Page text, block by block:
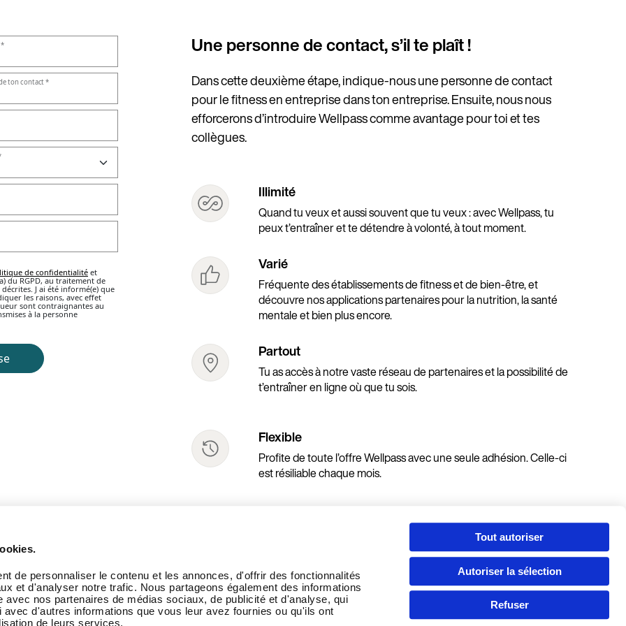
de personnaliser le contenu et les annonces, d'offrir des fonctionnalités
et d'analyser notre trafic. Nous partageons également des informations
avec nos partenaires de médias sociaux, de publicité et d'analyse, qui
d'autres informations que vous leur avez fournies ou qu'ils ont
de leurs services.
Tout autoriser
Autoriser la sélection
Refuser
Une personne de contact, s’il te plaît !
Dans cette deuxième étape, indique-nous une personne de contact
pour le fitness en entreprise dans ton entreprise. Ensuite, nous nous
efforcerons d’introduire Wellpass comme avantage pour toi et tes
collègues.
Illimité
Quand tu veux et aussi souvent que tu veux : avec Wellpass, tu
peux t’entraîner et te détendre à volonté, à tout moment.
Varié
Fréquente des établissements de fitness et de bien-être, et
découvre nos applications partenaires pour la nutrition, la santé
mentale et bien plus encore.
Partout
Tu as accès à notre vaste réseau de partenaires et la possibilité de
t’entraîner en ligne où que tu sois.
Flexible
Profite de toute l’offre Wellpass avec une seule adhésion. Celle-ci
est résiliable chaque mois.
Pays
Continuer en Français (France)